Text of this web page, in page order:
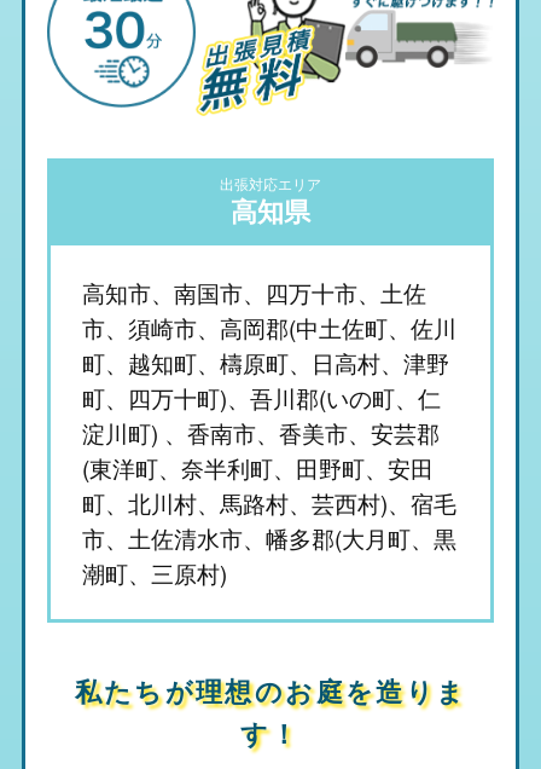
出張対応エリア
高知県
高知市、南国市、四万十市、土佐
市、須崎市、高岡郡(中土佐町、佐川
町、越知町、檮原町、日高村、津野
町、四万十町)、吾川郡(いの町、仁
淀川町) 、香南市、香美市、安芸郡
(東洋町、奈半利町、田野町、安田
町、北川村、馬路村、芸西村)、宿毛
市、土佐清水市、幡多郡(大月町、黒
潮町、三原村)
私たちが理想のお庭を造りま
す！